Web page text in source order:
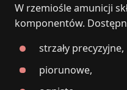
W rzemiośle amunicji
komponentów.
strzały precyzyjne,
piorunowe,